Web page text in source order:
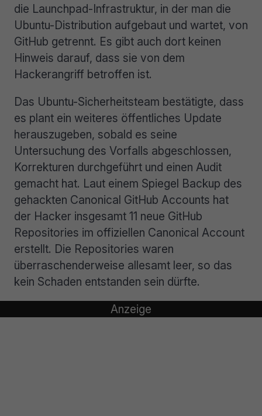
die Launchpad-Infrastruktur, in der man die
Ubuntu-Distribution aufgebaut und wartet, von
GitHub getrennt. Es gibt auch dort keinen
Hinweis darauf, dass sie von dem
Hackerangriff betroffen ist.
Das Ubuntu-Sicherheitsteam bestätigte, dass
es plant ein weiteres öffentliches Update
herauszugeben, sobald es seine
Untersuchung des Vorfalls abgeschlossen,
Korrekturen durchgeführt und einen Audit
gemacht hat. Laut einem Spiegel Backup des
gehackten Canonical GitHub Accounts hat
der Hacker insgesamt 11 neue GitHub
Repositories im offiziellen Canonical Account
erstellt. Die Repositories waren
überraschenderweise allesamt leer, so das
kein Schaden entstanden sein dürfte.